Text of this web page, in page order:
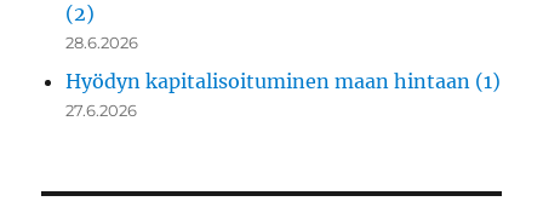
(2)
28.6.2026
Hyödyn kapitalisoituminen maan hintaan (1)
27.6.2026